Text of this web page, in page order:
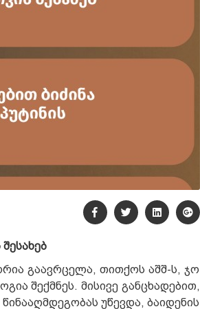
გაავრცელა, თითქოს აშშ-ს, ჯო
შექმნეს. მისივე განცხადებით,
უწევდა, ბაიდენის